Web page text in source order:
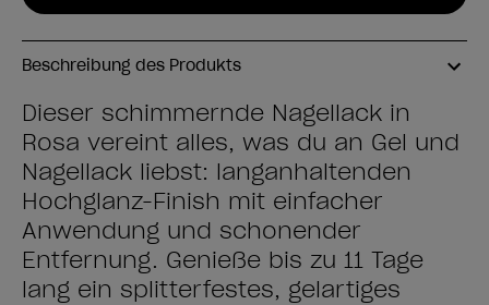
Beschreibung des Produkts
Dieser schimmernde Nagellack in
Rosa vereint alles, was du an Gel und
Nagellack liebst: langanhaltenden
Hochglanz-Finish mit einfacher
Anwendung und schonender
Entfernung. Genieße bis zu 11 Tage
lang ein splitterfestes, gelartiges